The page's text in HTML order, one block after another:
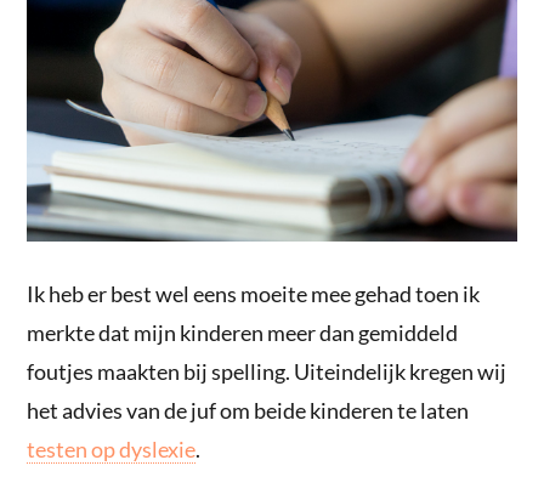
Ik heb er best wel eens moeite mee gehad toen ik
merkte dat mijn kinderen meer dan gemiddeld
foutjes maakten bij spelling. Uiteindelijk kregen wij
het advies van de juf om beide kinderen te laten
testen op dyslexie.